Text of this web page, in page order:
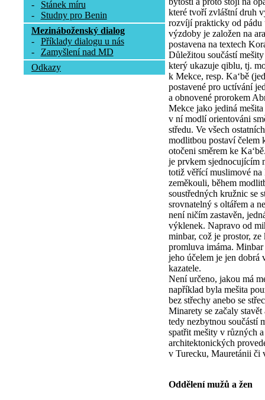
-
Stánek míru
-
Studny pro Benin
Mezináboženský dialog
-
Příklady dialogu u nás
-
Zamyšlení nad MD
Odkazy
které tvoří zvláštní druh
rozvíjí prakticky od pádu
výzdoby je založen na
postavena na textech
Důležitou součástí
který ukazuje qiblu, tj.
k Mekce, resp. Ka‘bě
postavené pro uctívání
a obnovené prorokem
Mekce jako jediná
v ní modlí orientováni
středu. Ve všech
modlitbou postaví čelem
otočeni směrem ke
je prvkem sjednocujícím
totiž věřící muslimové na
zeměkouli, během
soustředných kružnic se
srovnatelný s oltářem a
není ničím zastavěn,
výklenek. Napravo od
minbar, což je prostor,
promluva imáma.
jeho účelem je jen dobrá
kazatele.
Není určeno, jakou má
například byla mešita
bez střechy anebo se
Minarety se začaly
tedy nezbytnou součástí
spatřit mešity v různých
architektonických
v Turecku, Mauretánii či
Oddělení mužů a žen